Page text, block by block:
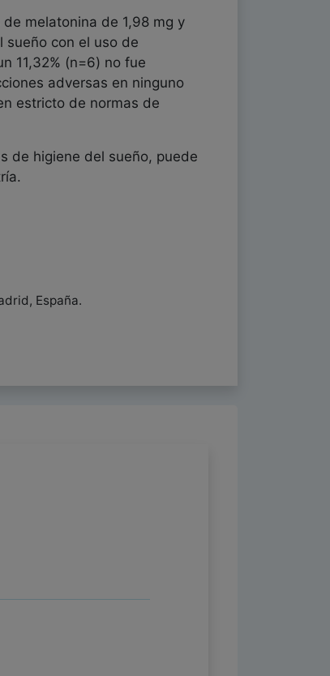
melatonina de 1,98 mg y
sueño con el uso de
11,32% (n=6) no fue
adversas en ninguno
estricto de normas de
de higiene del sueño, puede
España.